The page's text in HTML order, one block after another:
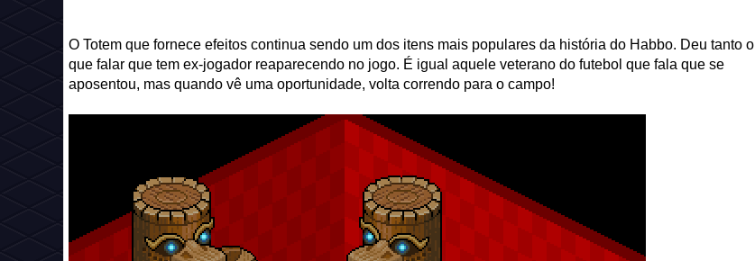
O Totem que fornece efeitos continua sendo um dos itens mais populares da história do Habbo. Deu tanto o
que falar que tem ex-jogador reaparecendo no jogo. É igual aquele veterano do futebol que fala que se
aposentou, mas quando vê uma oportunidade, volta correndo para o campo!